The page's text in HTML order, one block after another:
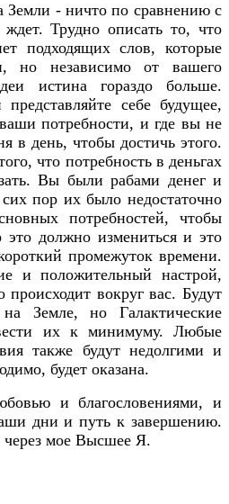
Земли - ничто по сравнению с
Трудно описать то, что
подходящих слов, которые
но независимо от вашего
истина гораздо больше.
себе будущее,
потребности, и где вы не
в день, чтобы достичь этого.
что потребность в деньгах
Вы были рабами денег и
пор их было недостаточно
потребностей, чтобы
должно измениться и это
промежуток времени.
и положительный настрой,
происходит вокруг вас. Будут
Земле, но Галактические
их к минимуму. Любые
также будут недолгими и
будет оказана.
и благословениями, и
дни и путь к завершению.
мое Высшее Я.